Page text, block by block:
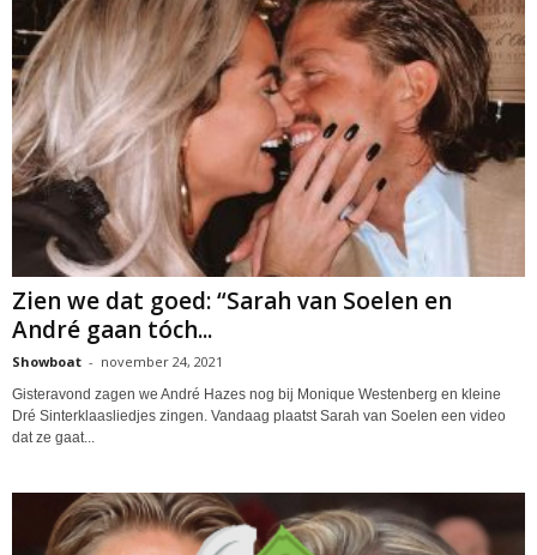
Zien we dat goed: “Sarah van Soelen en
André gaan tóch...
Showboat - november 24, 2021
Gisteravond zagen we André Hazes nog bij Monique Westenberg en kleine
Dré Sinterklaasliedjes zingen. Vandaag plaatst Sarah van Soelen een video
dat ze gaat...